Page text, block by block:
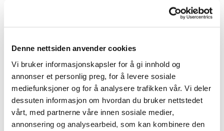
Denne nettsiden anvender cookies
Vi bruker informasjonskapsler for å gi innhold og
annonser et personlig preg, for å levere sosiale
mediefunksjoner og for å analysere trafikken vår. Vi deler
dessuten informasjon om hvordan du bruker nettstedet
vårt, med partnerne våre innen sosiale medier,
annonsering og analysearbeid, som kan kombinere den
Buskerud